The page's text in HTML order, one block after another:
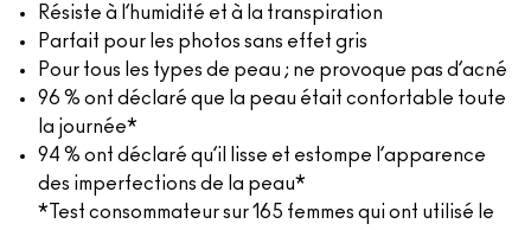
Résiste à l’humidité et à la transpiration
Parfait pour les photos sans effet gris
Pour tous les types de peau ; ne provoque pas d’acné
96 % ont déclaré que la peau était confortable toute
la journée*
94 % ont déclaré qu’il lisse et estompe l’apparence
des imperfections de la peau*
*Test consommateur sur 165 femmes qui ont utilisé le